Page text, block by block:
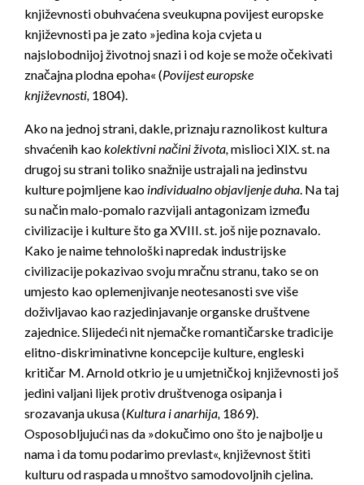
književnosti obuhvaćena sveukupna povijest europske
književnosti pa je zato »jedina koja cvjeta u
najslobodnijoj životnoj snazi i od koje se može očekivati
značajna plodna epoha« (Povijest europske
književnosti, 1804).
Ako na jednoj strani, dakle, priznaju raznolikost kultura
shvaćenih kao kolektivni načini života, mislioci XIX. st. na
drugoj su strani toliko snažnije ustrajali na jedinstvu
kulture pojmljene kao individualno objavljenje duha . Na taj
su način malo-pomalo razvijali antagonizam između
civilizacije i kulture što ga XVIII. st. još nije poznavalo.
Kako je naime tehnološki napredak industrijske
civilizacije pokazivao svoju mračnu stranu, tako se on
umjesto kao oplemenjivanje neotesanosti sve više
doživljavao kao razjedinjavanje organske društvene
zajednice. Slijedeći nit njemačke romantičarske tradicije
elitno-diskriminativne koncepcije kulture, engleski
kritičar M. Arnold otkrio je u umjetničkoj književnosti još
jedini valjani lijek protiv društvenoga osipanja i
srozavanja ukusa (Kultura i anarhija, 1869).
Osposobljujući nas da »dokučimo ono što je najbolje u
nama i da tomu podarimo prevlast«, književnost štiti
kulturu od raspada u mnoštvo samodovoljnih cjelina.